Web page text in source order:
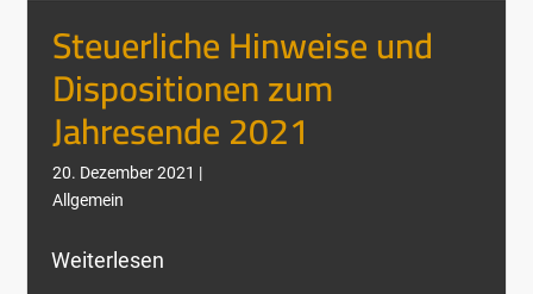
Steuerliche Hinweise und
Dispositionen zum
Jahresende 2021
20. Dezember 2021 |
Allgemein
Weiterlesen